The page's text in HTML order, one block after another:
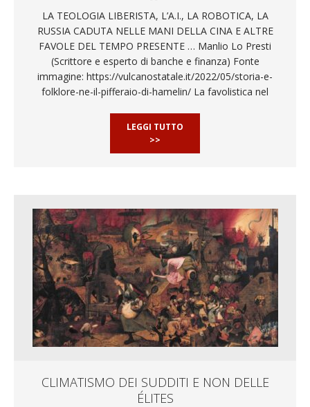
LA TEOLOGIA LIBERISTA, L’A.I., LA ROBOTICA, LA
RUSSIA CADUTA NELLE MANI DELLA CINA E ALTRE
FAVOLE DEL TEMPO PRESENTE … Manlio Lo Presti
(Scrittore e esperto di banche e finanza) Fonte
immagine: https://vulcanostatale.it/2022/05/storia-e-
folklore-ne-il-pifferaio-di-hamelin/ La favolistica nel
LEGGI TUTTO
>>
CLIMATISMO DEI SUDDITI E NON DELLE
ÉLITES